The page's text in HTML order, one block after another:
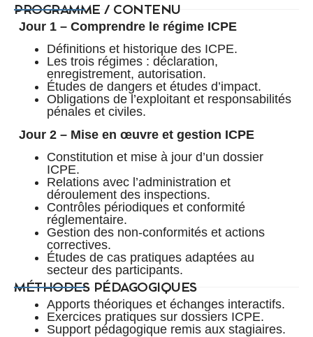
PROGRAMME / CONTENU
Jour 1 – Comprendre le régime ICPE
Définitions et historique des ICPE.
Les trois régimes : déclaration,
enregistrement, autorisation.
Études de dangers et études d’impact.
Obligations de l’exploitant et responsabilités
pénales et civiles.
Jour 2 – Mise en œuvre et gestion ICPE
Constitution et mise à jour d’un dossier
ICPE.
Relations avec l’administration et
déroulement des inspections.
Contrôles périodiques et conformité
réglementaire.
Gestion des non-conformités et actions
correctives.
Études de cas pratiques adaptées au
secteur des participants.
MÉTHODES PÉDAGOGIQUES
Apports théoriques et échanges interactifs.
Exercices pratiques sur dossiers ICPE.
Support pédagogique remis aux stagiaires.